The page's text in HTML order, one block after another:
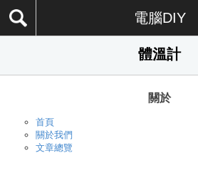
電腦DIY
體溫計
關於
首頁
關於我們
文章總覽